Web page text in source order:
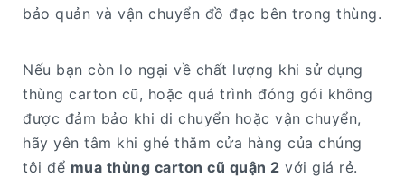
bảo quản và vận chuyển đồ đạc bên trong thùng.
Nếu bạn còn lo ngại về chất lượng khi sử dụng
thùng carton cũ, hoặc quá trình đóng gói không
được đảm bảo khi di chuyển hoặc vận chuyển,
hãy yên tâm khi ghé thăm cửa hàng của chúng
tôi để mua thùng carton cũ quận 2 với giá rẻ.